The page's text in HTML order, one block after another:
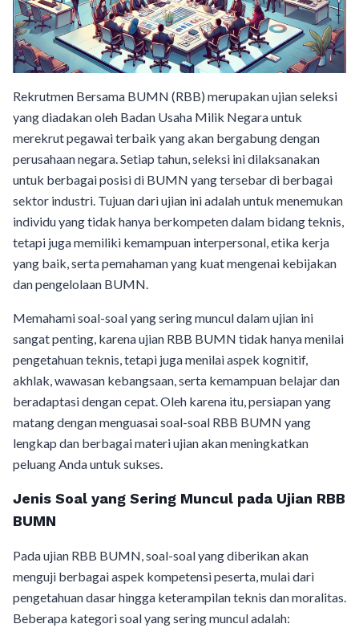
Rekrutmen Bersama BUMN (RBB) merupakan ujian seleksi
yang diadakan oleh Badan Usaha Milik Negara untuk
merekrut pegawai terbaik yang akan bergabung dengan
perusahaan negara. Setiap tahun, seleksi ini dilaksanakan
untuk berbagai posisi di BUMN yang tersebar di berbagai
sektor industri. Tujuan dari ujian ini adalah untuk menemukan
individu yang tidak hanya berkompeten dalam bidang teknis,
tetapi juga memiliki kemampuan interpersonal, etika kerja
yang baik, serta pemahaman yang kuat mengenai kebijakan
dan pengelolaan BUMN.
Memahami soal-soal yang sering muncul dalam ujian ini
sangat penting, karena ujian RBB BUMN tidak hanya menilai
pengetahuan teknis, tetapi juga menilai aspek kognitif,
akhlak, wawasan kebangsaan, serta kemampuan belajar dan
beradaptasi dengan cepat. Oleh karena itu, persiapan yang
matang dengan menguasai soal-soal RBB BUMN yang
lengkap dan berbagai materi ujian akan meningkatkan
peluang Anda untuk sukses.
Jenis Soal yang Sering Muncul pada Ujian RBB
BUMN
Pada ujian RBB BUMN, soal-soal yang diberikan akan
menguji berbagai aspek kompetensi peserta, mulai dari
pengetahuan dasar hingga keterampilan teknis dan moralitas.
Beberapa kategori soal yang sering muncul adalah: